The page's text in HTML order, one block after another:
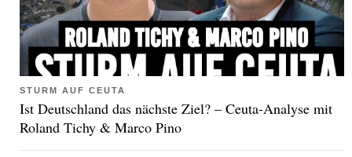
STURM AUF CEUTA
Ist Deutschland das nächste Ziel? – Ceuta-Analyse mit
Roland Tichy & Marco Pino